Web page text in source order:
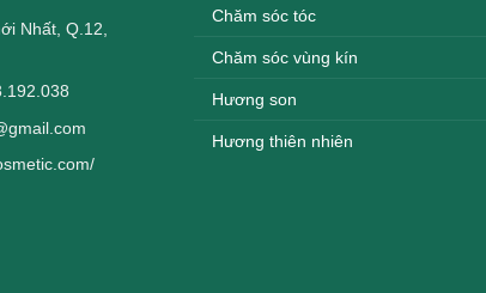
Nhất, Q.12,
Chăm sóc tóc
Chăm sóc vùng kín
Hương son
Hương thiên nhiên